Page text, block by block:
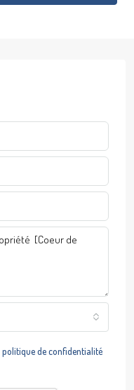
politique de confidentialité